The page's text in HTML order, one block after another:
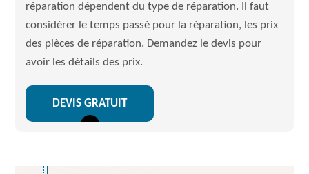
réparation dépendent du type de réparation. Il faut
considérer le temps passé pour la réparation, les prix
des pièces de réparation. Demandez le devis pour
avoir les détails des prix.
DEVIS GRATUIT